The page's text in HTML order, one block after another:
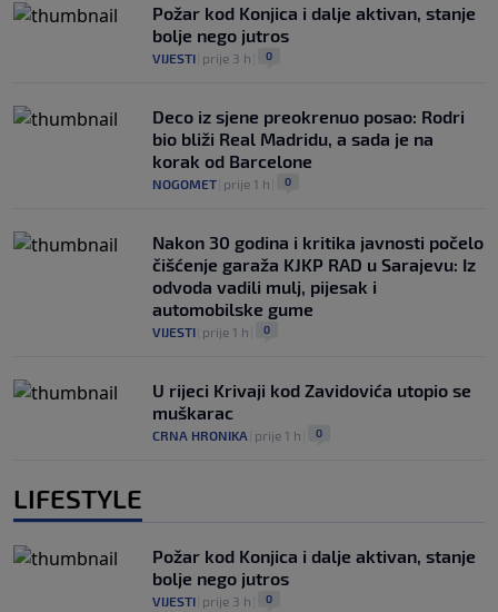
Požar kod Konjica i dalje aktivan, stanje
bolje nego jutros
VIJESTI prije 3 h 0
Deco iz sjene preokrenuo posao: Rodri
bio bliži Real Madridu, a sada je na
korak od Barcelone
NOGOMET prije 1 h 0
Nakon 30 godina i kritika javnosti počelo
čišćenje garaža KJKP RAD u Sarajevu: Iz
odvoda vadili mulj, pijesak i
automobilske gume
VIJESTI prije 1 h 0
U rijeci Krivaji kod Zavidovića utopio se
muškarac
CRNA HRONIKA prije 1 h 0
LIFESTYLE
Požar kod Konjica i dalje aktivan, stanje
bolje nego jutros
VIJESTI prije 3 h 0